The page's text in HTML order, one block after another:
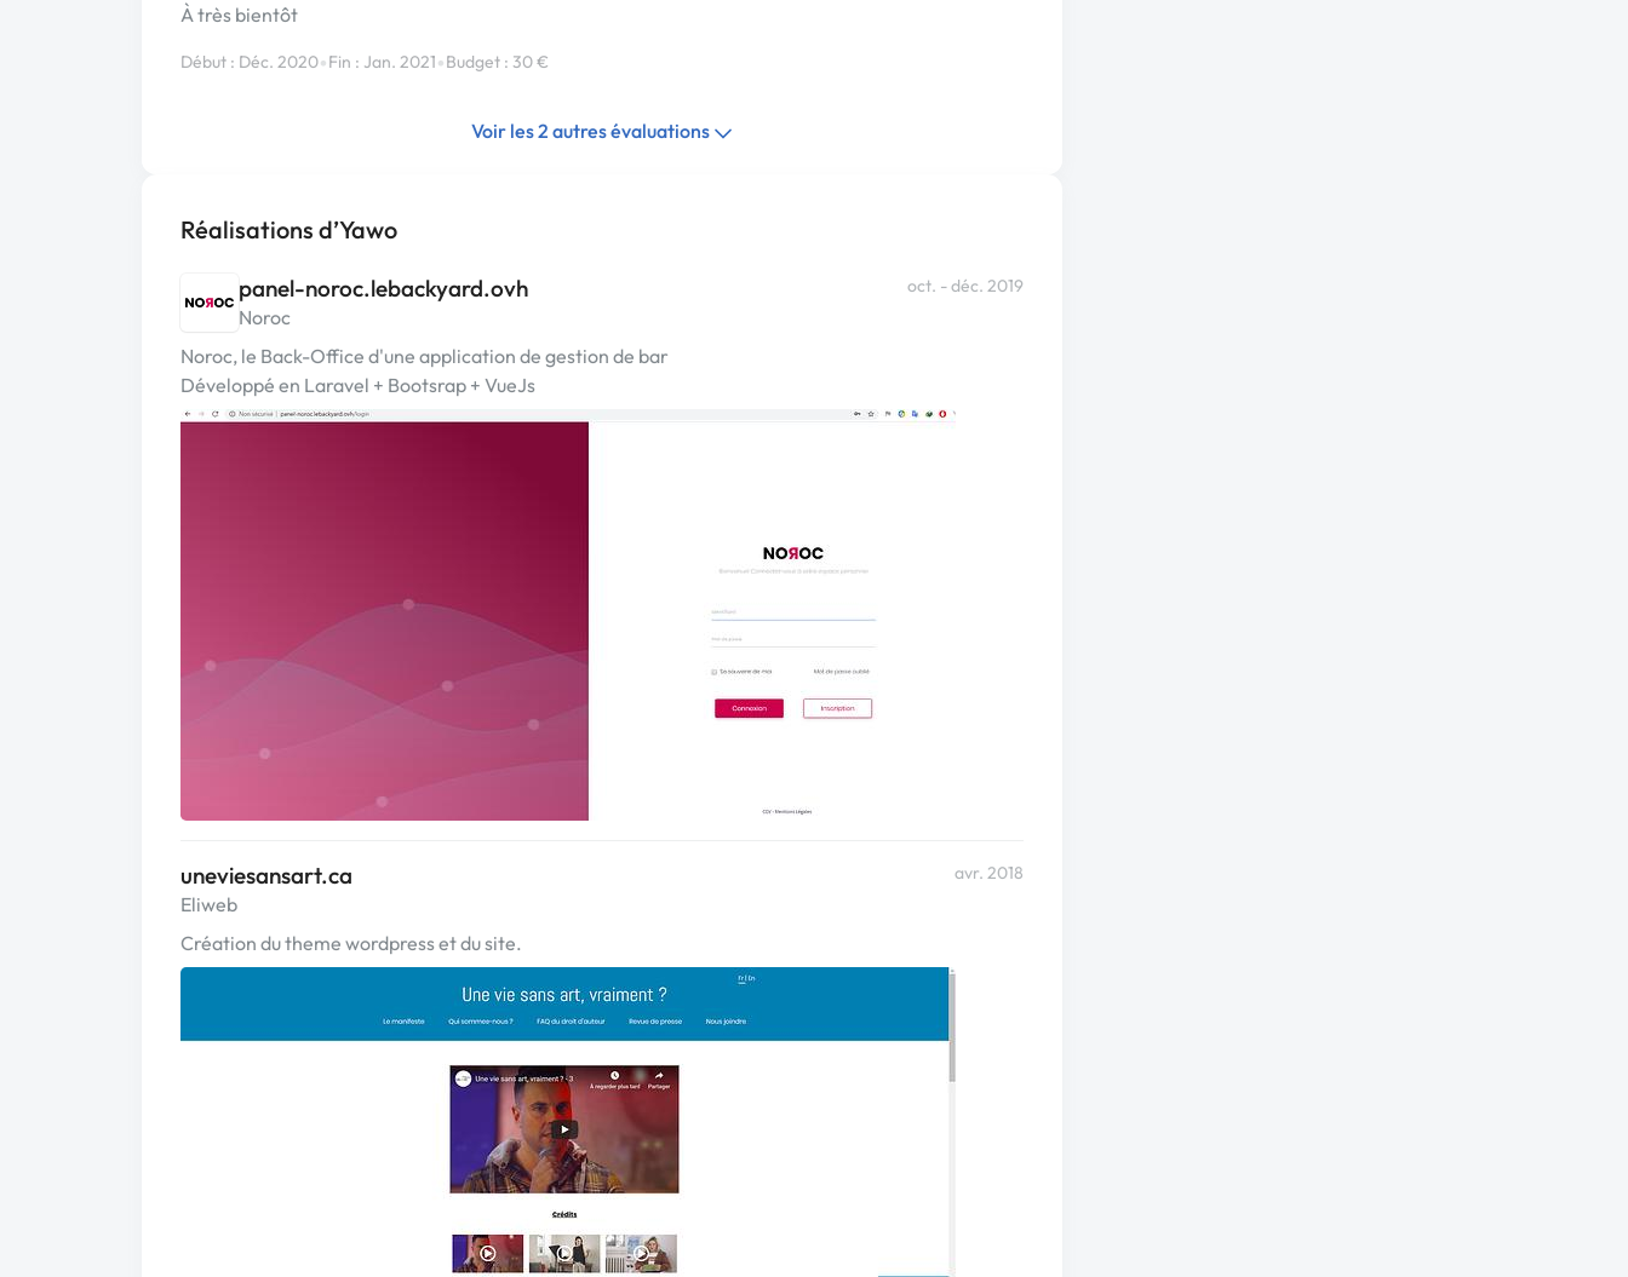
À très bientôt
Début : Déc. 2020•Fin : Jan. 2021•Budget : 30 €
Voir les 2 autres évaluations
Réalisations d’Yawo
panel-noroc.lebackyard.ovh
Noroc
oct. - déc. 2019
Noroc, le Back-Office d'une application de gestion de bar
Développé en Laravel + Bootsrap + VueJs
uneviesansart.ca
Eliweb
avr. 2018
Création du theme wordpress et du site.